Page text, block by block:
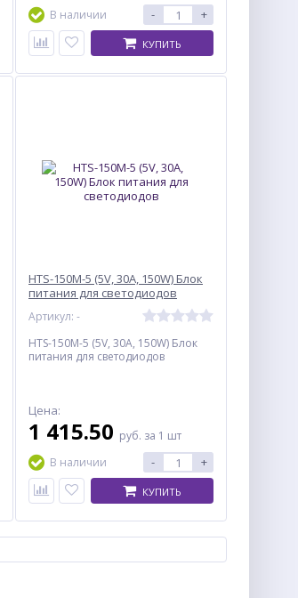
В наличии
- +
КУПИТЬ
HTS-150M-5 (5V, 30A, 150W) Блок
питания для светодиодов
Артикул: -
HTS-150M-5 (5V, 30A, 150W) Блок
питания для светодиодов
Цена:
1 415.50 руб. за 1 шт
В наличии
- +
КУПИТЬ